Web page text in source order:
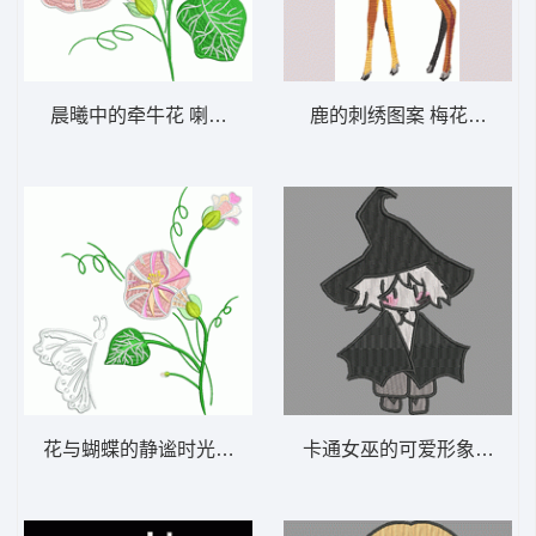
晨曦中的牵牛花 喇叭花
花与蝴蝶的静谧时光 蝴蝶喇叭花
鹿的刺绣图案 梅花鹿背景
卡通女巫的可爱形象 光遇